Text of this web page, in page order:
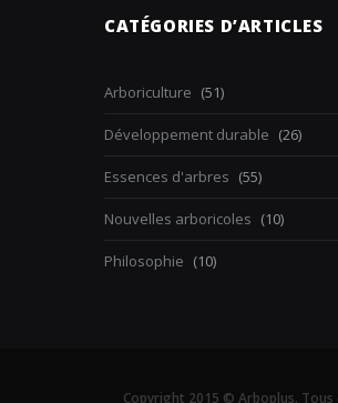
CATÉGORIES D’ARTICLES
Arboriculture (51)
Développement durable (26)
Essences d'arbres (55)
Nouvelles arboricoles (10)
Philosophie (10)
Copyright 2015 © Arboplus. Tous